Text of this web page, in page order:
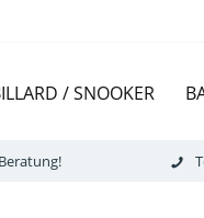
/ SNOOKER